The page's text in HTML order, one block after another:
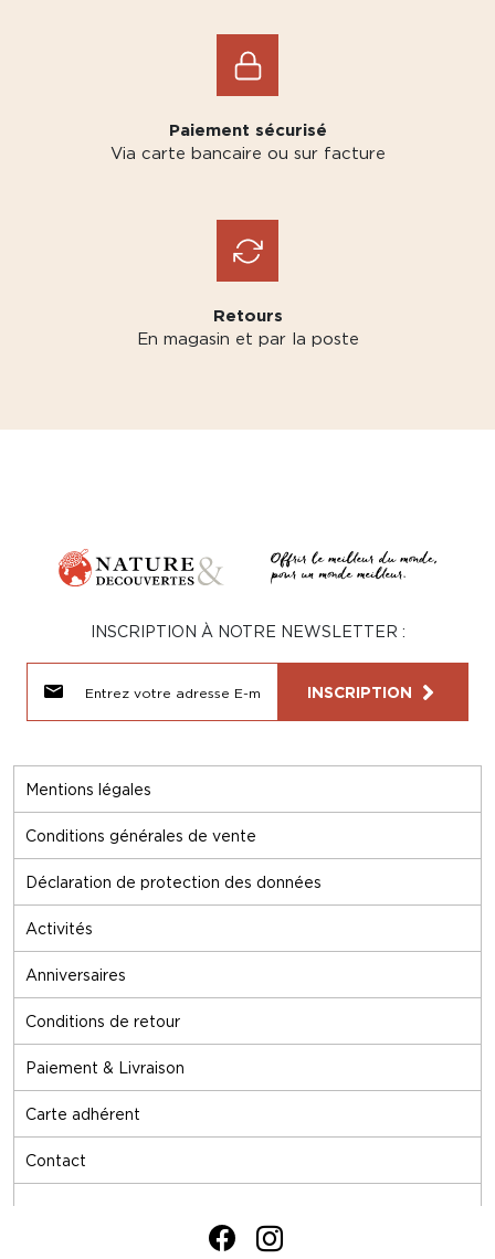
Paiement sécurisé
Via carte bancaire ou sur facture
Retours
En magasin et par la poste
Mentions légales
Conditions générales de vente
Déclaration de protection des données
Activités
Anniversaires
Conditions de retour
Paiement & Livraison
Carte adhérent
Contact
INSCRIPTION À NOTRE NEWSLETTER :
INSCRIPTION